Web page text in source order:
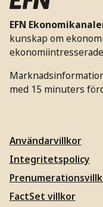
EFN
kunskap om
med 15 minuters
Användarvillkor
Integritetspolicy
FactSet villkor